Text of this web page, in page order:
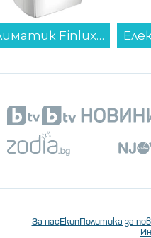
Климатик Finlux TEA35WOW мобилен , 12000 охл/отопление BTU, A+ , Мобилни климатици...
За насЕкипПолитика за